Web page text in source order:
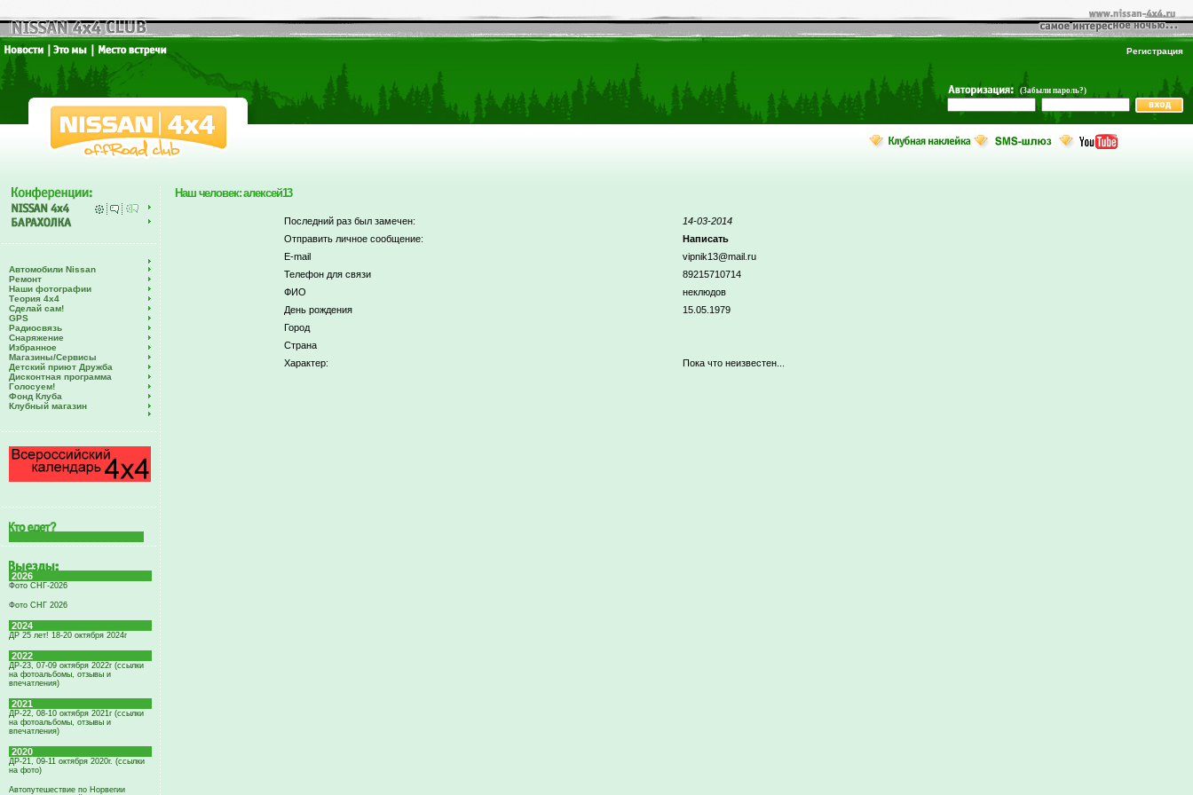
Регистрация
(Забыли пароль?)
Автомобили Nissan
Ремонт
Наши фотографии
Теория 4х4
Сделай сам!
GPS
Радиосвязь
Снаряжение
Избранное
Магазины/Сервисы
Детский приют Дружба
Дисконтная программа
Голосуем!
Фонд Клуба
Клубный магазин
2026
Фото СНГ-2026
Фото СНГ 2026
2024
ДР 25 лет! 18-20 октября 2024г
2022
ДР-23, 07-09 октября 2022г (ссылки
на фотоальбомы, отзывы и
впечатления)
2021
ДР-22, 08-10 октября 2021г (ссылки
на фотоальбомы, отзывы и
впечатления)
2020
ДР-21, 09-11 октября 2020г. (ссылки
на фото)
Автопутешествие по Норвегии
Наш человек: алексей13
Последний раз был замечен:
14-03-2014
Отправить личное сообщение:
Написать
E-mail
vipnik13@mail.ru
Телефон для связи
89215710714
ФИО
неклюдов
День рождения
15.05.1979
Город
Страна
Характер:
Пока что неизвестен...